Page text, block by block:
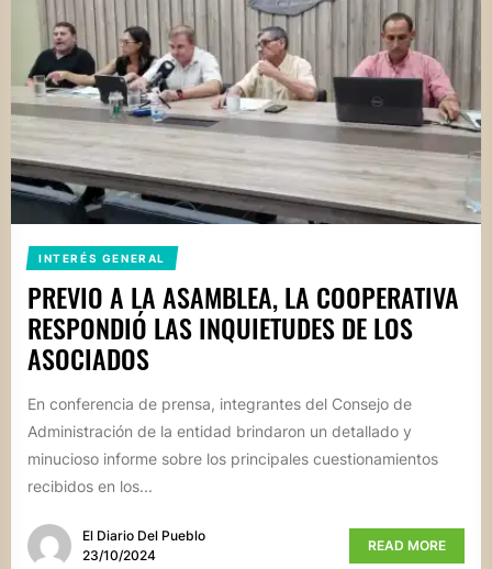
INTERÉS GENERAL
PREVIO A LA ASAMBLEA, LA COOPERATIVA
RESPONDIÓ LAS INQUIETUDES DE LOS
ASOCIADOS
En conferencia de prensa, integrantes del Consejo de
Administración de la entidad brindaron un detallado y
minucioso informe sobre los principales cuestionamientos
recibidos en los...
El Diario Del Pueblo
23/10/2024
READ MORE